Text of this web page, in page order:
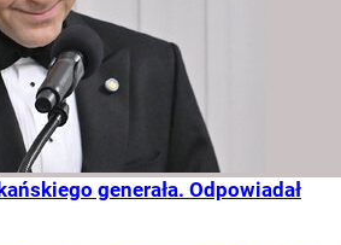
generała. Odpowiadał